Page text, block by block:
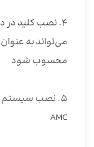
۴. نصب کلید در
می‌تواند به
محسوب شود
۵. نصب سیستم
AMC